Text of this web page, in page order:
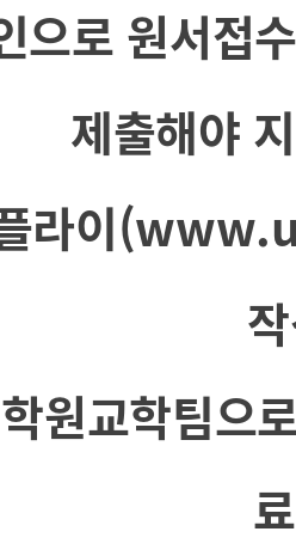
으로 원서접
제출해야
라이
원교학팀으